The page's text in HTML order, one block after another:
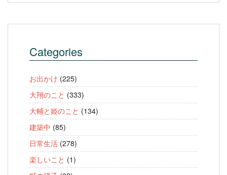
Categories
お出かけ (225)
大翔のこと (333)
大輔と姫のこと (134)
建築中 (85)
日常生活 (278)
楽しいこと (1)